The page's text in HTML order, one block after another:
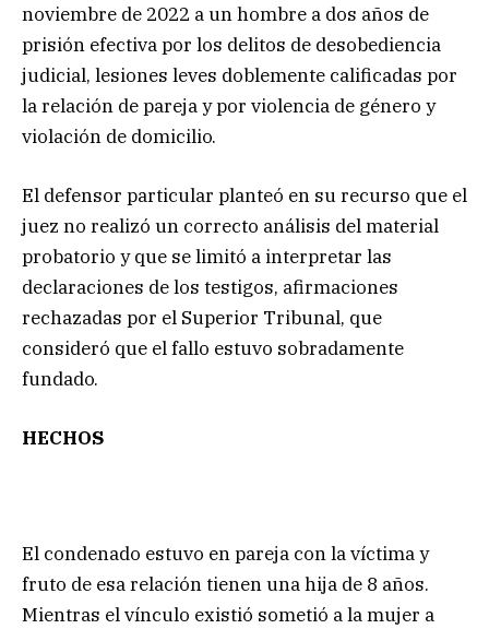
noviembre de 2022 a un hombre a dos años de
prisión efectiva por los delitos de desobediencia
judicial, lesiones leves doblemente calificadas por
la relación de pareja y por violencia de género y
violación de domicilio.
El defensor particular planteó en su recurso que el
juez no realizó un correcto análisis del material
probatorio y que se limitó a interpretar las
declaraciones de los testigos, afirmaciones
rechazadas por el Superior Tribunal, que
consideró que el fallo estuvo sobradamente
fundado.
HECHOS
El condenado estuvo en pareja con la víctima y
fruto de esa relación tienen una hija de 8 años.
Mientras el vínculo existió sometió a la mujer a